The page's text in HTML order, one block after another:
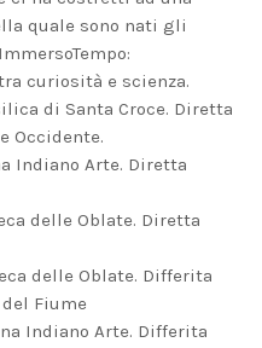
quale sono nati gli
curiosità e scienza.
di Santa Croce. Diretta
Occidente.
Indiano Arte. Diretta
delle Oblate. Diretta
delle Oblate. Differita
Fiume
Indiano Arte. Differita